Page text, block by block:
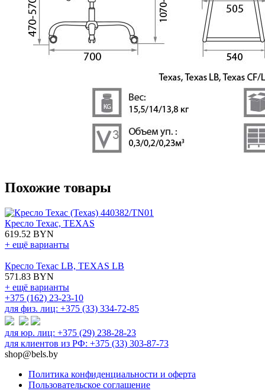
Похожие товары
Кресло Техас, TEXAS
619.52 BYN
+ ещё варианты
Кресло Техас LB, TEXAS LB
571.83 BYN
+ ещё варианты
+375 (162) 23-23-10
для физ. лиц: +375 (33) 334-72-85
для юр. лиц: +375 (29) 238-28-23
для клиентов из РФ: +375 (33) 303-87-73
shop@bels.by
Политика конфиденциальности и оферта
Пользовательское соглашение